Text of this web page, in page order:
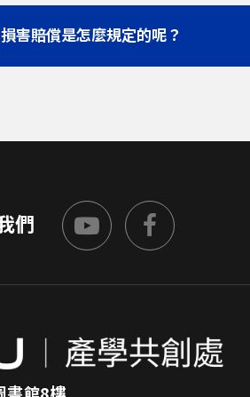
害賠償是怎麼規定的呢？
們
書館8樓